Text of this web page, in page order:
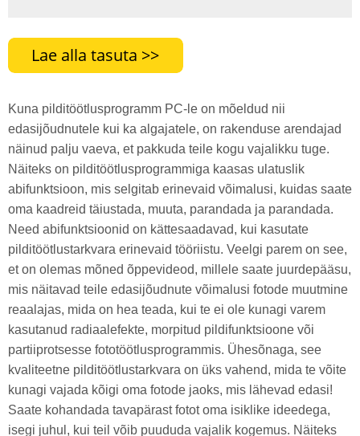
Kuna pilditöötlusprogramm PC-le on mõeldud nii
edasijõudnutele kui ka algajatele, on rakenduse arendajad
näinud palju vaeva, et pakkuda teile kogu vajalikku tuge.
Näiteks on pilditöötlusprogrammiga kaasas ulatuslik
abifunktsioon, mis selgitab erinevaid võimalusi, kuidas saate
oma kaadreid täiustada, muuta, parandada ja parandada.
Need abifunktsioonid on kättesaadavad, kui kasutate
pilditöötlustarkvara erinevaid tööriistu. Veelgi parem on see,
et on olemas mõned õppevideod, millele saate juurdepääsu,
mis näitavad teile edasijõudnute võimalusi fotode muutmine
reaalajas, mida on hea teada, kui te ei ole kunagi varem
kasutanud radiaalefekte, morpitud pildifunktsioone või
partiiprotsesse fototöötlusprogrammis. Ühesõnaga, see
kvaliteetne pilditöötlustarkvara on üks vahend, mida te võite
kunagi vajada kõigi oma fotode jaoks, mis lähevad edasi!
Saate kohandada tavapärast fotot oma isiklike ideedega,
isegi juhul, kui teil võib puududa vajalik kogemus. Näiteks